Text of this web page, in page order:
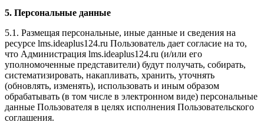
5. Персональные данные
5.1. Размещая персональные, иные данные и сведения на
ресурсе lms.ideaplus124.ru Пользователь дает согласие на то,
что Администрация lms.ideaplus124.ru (и/или его
уполномоченные представители) будут получать, собирать,
систематизировать, накапливать, хранить, уточнять
(обновлять, изменять), использовать и иным образом
обрабатывать (в том числе в электронном виде) персональные
данные Пользователя в целях исполнения Пользовательского
соглашения.